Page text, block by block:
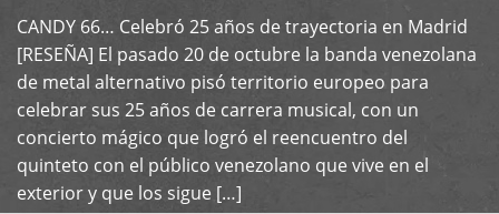
CANDY 66… Celebró 25 años de trayectoria en Madrid
[RESEÑA] El pasado 20 de octubre la banda venezolana
de metal alternativo pisó territorio europeo para
celebrar sus 25 años de carrera musical, con un
concierto mágico que logró el reencuentro del
quinteto con el público venezolano que vive en el
exterior y que los sigue […]
+